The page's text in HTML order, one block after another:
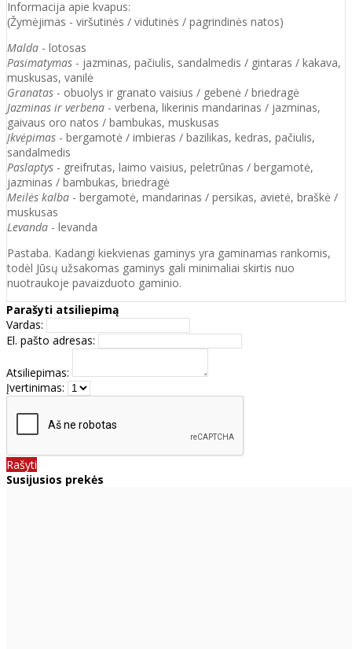
Informacija apie kvapus:
(Žymėjimas - viršutinės / vidutinės / pagrindinės natos)
Malda - lotosas
Pasimatymas - jazminas, pačiulis, sandalmedis / gintaras / kakava,
muskusas, vanilė
Granatas - obuolys ir granato vaisius / gebenė / briedragė
Jazminas ir verbena - verbena, likerinis mandarinas / jazminas,
gaivaus oro natos / bambukas, muskusas
Įkvėpimas - bergamotė / imbieras / bazilikas, kedras, pačiulis,
sandalmedis
Paslaptys - greifrutas, laimo vaisius, peletrūnas / bergamotė,
jazminas / bambukas, briedragė
Meilės kalba - bergamotė, mandarinas / persikas, avietė, braškė /
muskusas
Levanda - levanda
Pastaba. Kadangi kiekvienas gaminys yra gaminamas rankomis,
todėl Jūsų užsakomas gaminys gali minimaliai skirtis nuo
nuotraukoje pavaizduoto gaminio.
Parašyti atsiliepimą
Vardas:
El. pašto adresas:
Atsiliepimas:
Įvertinimas:
Rašyti
Susijusios prekės